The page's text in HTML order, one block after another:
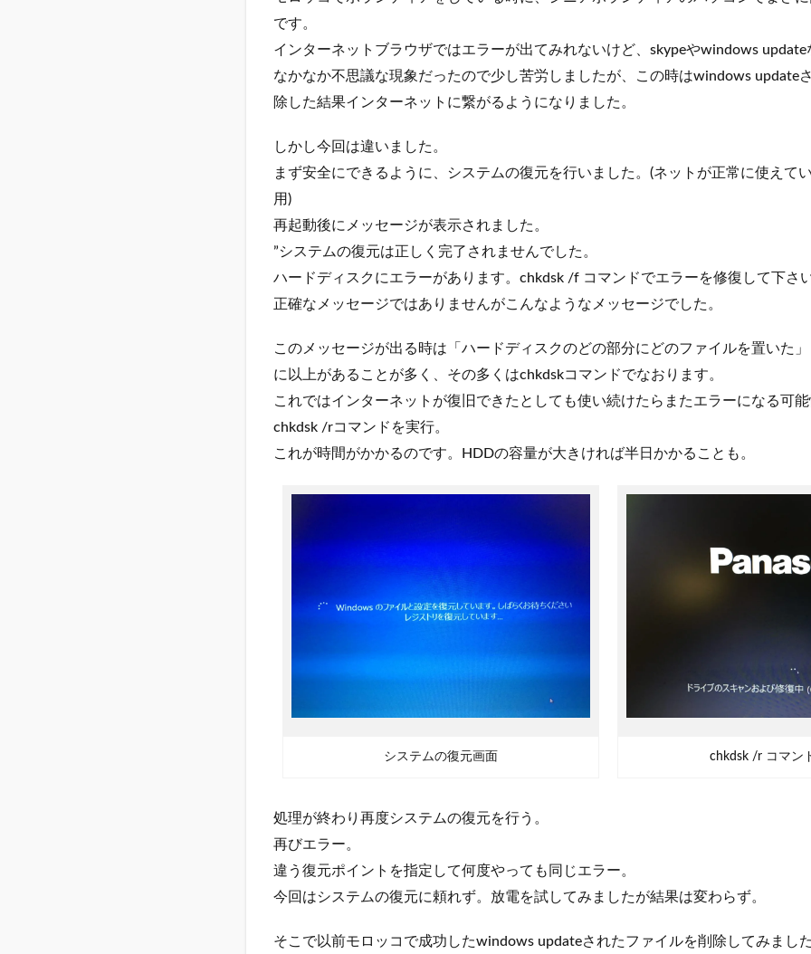
です。
インターネットブラウザではエラーが出てみれないけど、skypeやwindows update
なかなか不思議な現象だったので少し苦労しましたが、この時はwindows update
除した結果インターネットに繋がるようになりました。
しかし今回は違いました。
まず安全にできるように、システムの復元を行いました。(ネットが正常に使えて
用)
再起動後にメッセージが表示されました。
”システムの復元は正しく完了されませんでした。
ハードディスクにエラーがあります。chkdsk /f コマンドでエラーを修復して下さ
正確なメッセージではありませんがこんなようなメッセージでした。
このメッセージが出る時は「ハードディスクのどの部分にどのファイルを置いた
に以上があることが多く、その多くはchkdskコマンドでなおります。
これではインターネットが復旧できたとしても使い続けたらまたエラーになる可
chkdsk /rコマンドを実行。
これが時間がかかるのです。HDDの容量が大きければ半日かかることも。
システムの復元画面 chkdsk /r コマン
処理が終わり再度システムの復元を行う。
再びエラー。
違う復元ポイントを指定して何度やっても同じエラー。
今回はシステムの復元に頼れず。放電を試してみましたが結果は変わらず。
そこで以前モロッコで成功したwindows updateされたファイルを削除してみました